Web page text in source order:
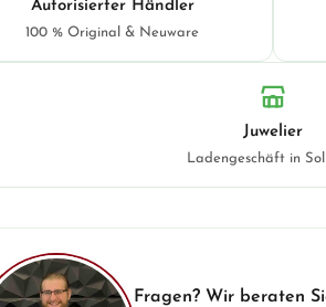
Autorisierter Händler
100 % Original & Neuware
Juwelier
Ladengeschäft in
Fragen? Wir beraten